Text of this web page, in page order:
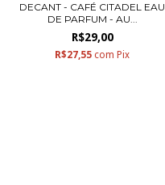
DECANT - CAFÉ CITADEL EAU
DE PARFUM - AU...
R$29,00
R$27,55 com Pix